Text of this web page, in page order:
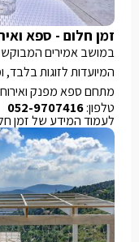
זמן חלום - ספא
המיועדות לזוגות בלבד,
מתחם ספא מפנק ואירוח
טלפון:052-9707416
לעמוד המידע של זמן